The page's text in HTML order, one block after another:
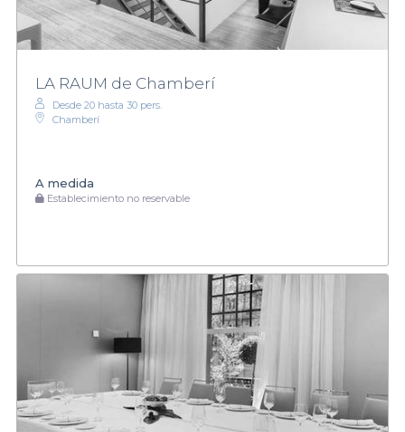
LA RAUM de Chamberí
Desde 20 hasta 30 pers.
Chamberí
A medida
Establecimiento no reservable